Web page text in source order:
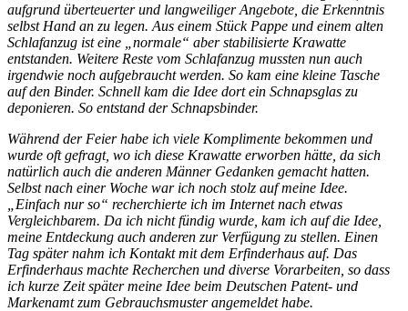
aufgrund überteuerter und langweiliger Angebote, die Erkenntnis
selbst Hand an zu legen. Aus einem Stück Pappe und einem alten
Schlafanzug ist eine „normale“ aber stabilisierte Krawatte
entstanden. Weitere Reste vom Schlafanzug mussten nun auch
irgendwie noch aufgebraucht werden. So kam eine kleine Tasche
auf den Binder. Schnell kam die Idee dort ein Schnapsglas zu
deponieren. So entstand der Schnapsbinder.
Während der Feier habe ich viele Komplimente bekommen und
wurde oft gefragt, wo ich diese Krawatte erworben hätte, da sich
natürlich auch die anderen Männer Gedanken gemacht hatten.
Selbst nach einer Woche war ich noch stolz auf meine Idee.
„Einfach nur so“ recherchierte ich im Internet nach etwas
Vergleichbarem. Da ich nicht fündig wurde, kam ich auf die Idee,
meine Entdeckung auch anderen zur Verfügung zu stellen. Einen
Tag später nahm ich Kontakt mit dem Erfinderhaus auf. Das
Erfinderhaus machte Recherchen und diverse Vorarbeiten, so dass
ich kurze Zeit später meine Idee beim Deutschen Patent- und
Markenamt zum Gebrauchsmuster angemeldet habe.